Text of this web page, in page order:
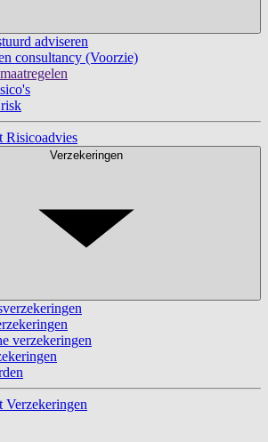
adviseren
consultancy (Voorzie)
Risicoadvies
Verzekeringen
verzekeringen
Verzekeringen